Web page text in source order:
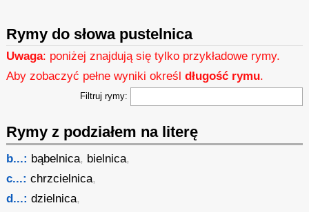
Rymy do słowa pustelnica
Uwaga: poniżej znajdują się tylko przykładowe rymy.
Aby zobaczyć pełne wyniki określdługość rymu.
Filtruj rymy:
Rymy z podziałem na literę
b...: bąbelnica, bielnica,
c...: chrzcielnica,
d...: dzielnica,